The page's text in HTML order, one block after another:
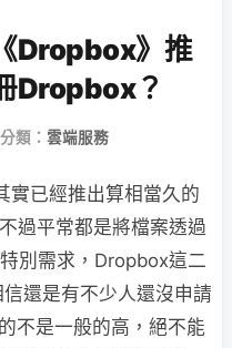
Dropbox》推
Dropbox？
分類： 雲端服務
實已經推出算相當久的
過平常都是將檔案透過
別需求，Dropbox這二
還是有不少人還沒申請
不是一般的高，絕不能